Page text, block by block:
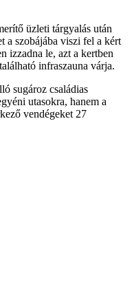
üzleti tárgyalás után
a szobájába viszi fel a kért
izzadna le, azt a kertben
infraszauna várja.
sugároz családias
utasokra, hanem a
vendégeket 27